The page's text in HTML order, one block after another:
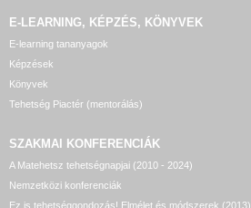
E-LEARNING, KÉPZÉS, KÖNYVEK
E-learning tananyagok
Képzések
Könyvek
Tehetség Piactér (mentorálás)
SZAKMAI KONFERENCIÁK
A Matehetsz tehetségnapjai (2010 - 2024)
Nemzetközi konferenciák
Ez is tehetséggondozás! Elmélet és módszerek (2013)